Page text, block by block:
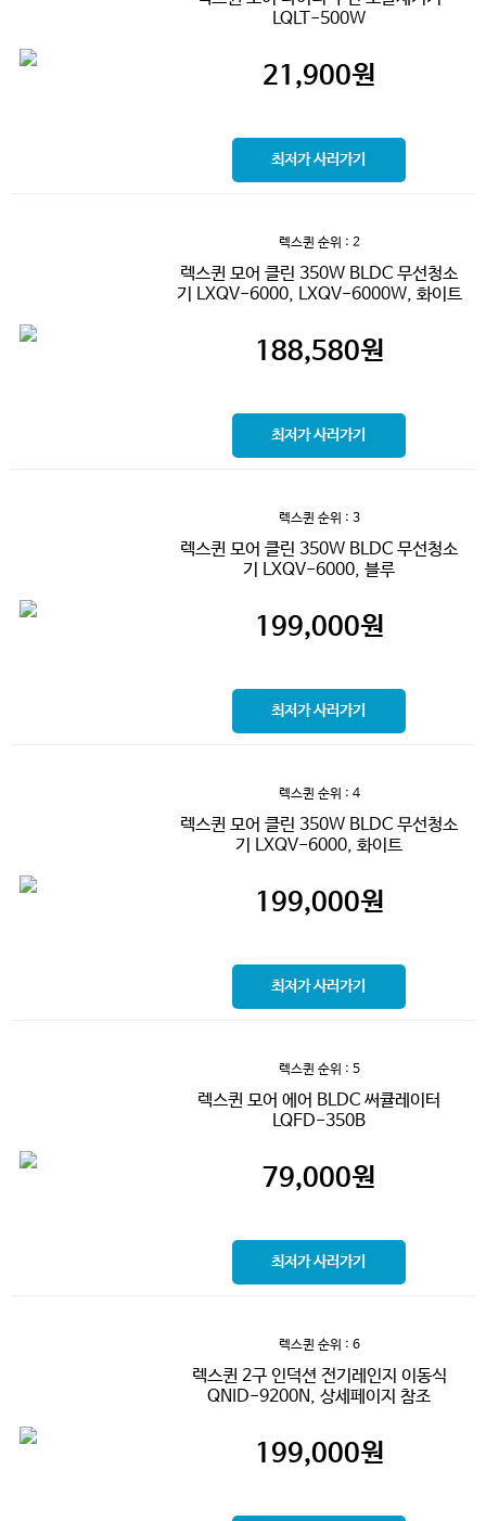
LQLT-500W
21,900원
최저가 사러가기
렉스퀸 순위 : 2
렉스퀸 모어 클린 350W BLDC 무선청소
기 LXQV-6000, LXQV-6000W, 화이트
188,580원
최저가 사러가기
렉스퀸 순위 : 3
렉스퀸 모어 클린 350W BLDC 무선청소
기 LXQV-6000, 블루
199,000원
최저가 사러가기
렉스퀸 순위 : 4
렉스퀸 모어 클린 350W BLDC 무선청소
기 LXQV-6000, 화이트
199,000원
최저가 사러가기
렉스퀸 순위 : 5
렉스퀸 모어 에어 BLDC 써큘레이터
LQFD-350B
79,000원
최저가 사러가기
렉스퀸 순위 : 6
렉스퀸 2구 인덕션 전기레인지 이동식
QNID-9200N, 상세페이지 참조
199,000원